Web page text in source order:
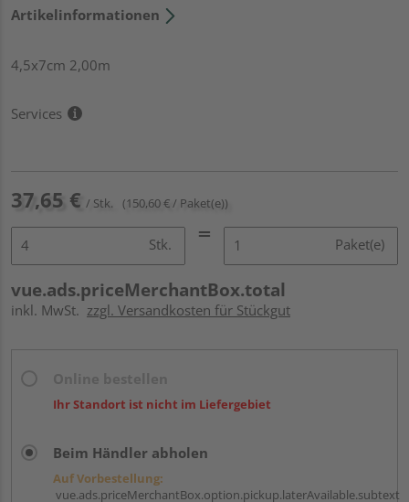
Artikelinformationen
4,5x7cm 2,00m
Services
37,65 € / Stk. (150,60 € / Paket(e))
Stk. Paket(e)
vue.ads.priceMerchantBox.total
inkl. MwSt. zzgl. Versandkosten für Stückgut
Ihr Standort ist nicht im Liefergebiet
Beim Händler abholen
Auf Vorbestellung:
vue.ads.priceMerchantBox.option.pickup.laterAvailable.subtext